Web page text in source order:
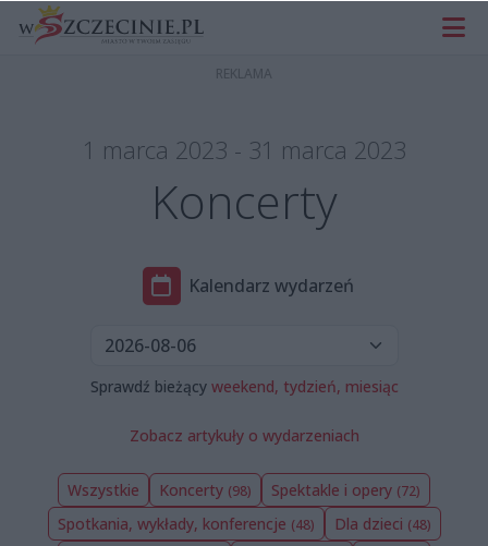
1 marca 2023 - 31 marca 2023
Koncerty
Kalendarz wydarzeń
Sprawdź bieżący weekend, tydzień, miesiąc
Zobacz artykuły o wydarzeniach
Wszystkie Koncerty (98) Spektakle i opery (72)
Spotkania, wykłady, konferencje (48) Dla dzieci (48)